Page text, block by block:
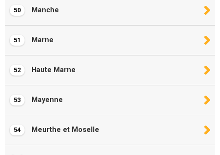
50 Manche
51 Marne
52 Haute Marne
53 Mayenne
54 Meurthe et Moselle